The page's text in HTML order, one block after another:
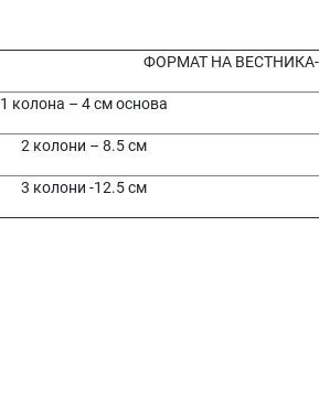
ФОРМАТ НА ВЕСТНИКА-
1 колона – 4 см основа
2 колони – 8.5 см
3 колони -12.5 см